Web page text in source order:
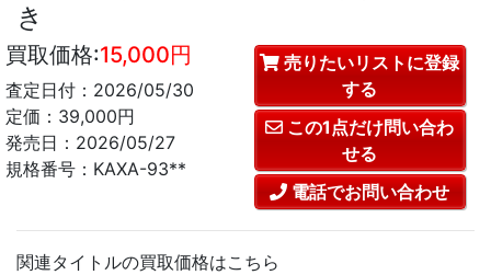
き
買取価格:15,000円
査定日付：2026/05/30
定価：39,000円
発売日：2026/05/27
規格番号：KAXA-93**
売りたいリストに登録
する
この1点だけ問い合わ
せる
電話でお問い合わせ
関連タイトルの買取価格はこちら